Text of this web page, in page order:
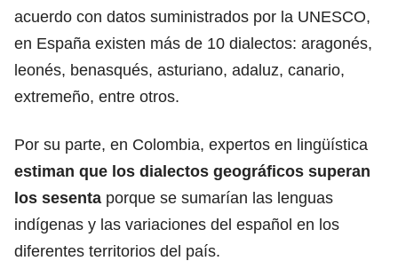
acuerdo con datos suministrados por la UNESCO,
en España existen más de 10 dialectos: aragonés,
leonés, benasqués, asturiano, adaluz, canario,
extremeño, entre otros.
Por su parte, en Colombia, expertos en lingüística
estiman que los dialectos geográficos superan
los sesenta porque se sumarían las lenguas
indígenas y las variaciones del español en los
diferentes territorios del país.